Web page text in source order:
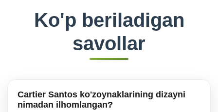
Ko'p beriladigan
savollar
Cartier Santos ko'zoynaklarining dizayni
nimadan ilhomlangan?